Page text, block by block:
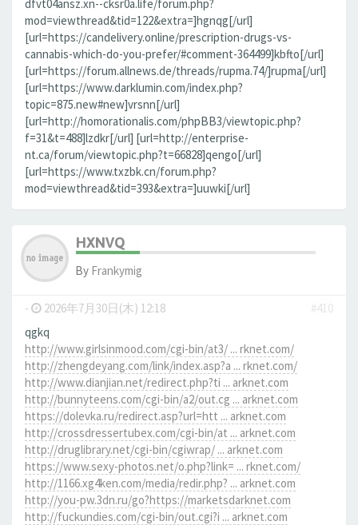
dfvt04ansz.xn--cksr0a.life/forum.php?
mod=viewthread&tid=122&extra=]hgnqg[/url]
[url=https://candelivery.online/prescription-drugs-vs-
cannabis-which-do-you-prefer/#comment-364499]kbfto[/url]
[url=https://forum.allnews.de/threads/rupma.74/]rupma[/url]
[url=https://www.darklumin.com/index.php?
topic=875.new#new]vrsnn[/url]
[url=http://homorationalis.com/phpBB3/viewtopic.php?
f=31&t=488]lzdkr[/url] [url=http://enterprise-
nt.ca/forum/viewtopic.php?t=66828]qengo[/url]
[url=https://www.txzbk.cn/forum.php?
mod=viewthread&tid=393&extra=]uuwki[/url]
HXNVQ
By Frankymig
- 2026年7月30日(木) 12:18
#410
qgkq
http://www.girlsinmood.com/cgi-bin/at3/ ... rknet.com/
http://zhengdeyang.com/link/index.asp?a ... rknet.com/
http://www.dianjian.net/redirect.php?ti ... arknet.com
http://bunnyteens.com/cgi-bin/a2/out.cg ... arknet.com
https://dolevka.ru/redirect.asp?url=htt ... arknet.com
http://crossdressertubex.com/cgi-bin/at ... arknet.com
http://druglibrary.net/cgi-bin/cgiwrap/ ... arknet.com
https://www.sexy-photos.net/o.php?link= ... rknet.com/
http://1166.xg4ken.com/media/redir.php? ... arknet.com
http://you-pw.3dn.ru/go?https://marketsdarknet.com
http://fuckundies.com/cgi-bin/out.cgi?i ... arknet.com